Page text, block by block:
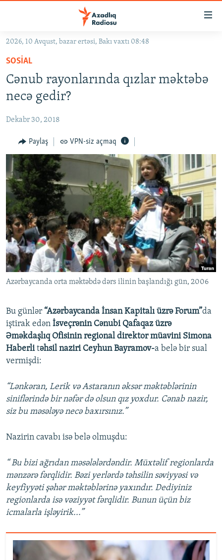
Əsas
qayıt
Əsas
qayıt
Axtarışa
GÜNDƏM
#İZAHLA
KORRUPSIOMETR
#ƏSLINDƏ
FƏRQƏ BAX
QANUNI DOĞRU
ARAŞDIRMA
MULTIMEDIA
VIDEO
FOTOQALEREYA
İNFOQRAFIKA
KARIKATURA
RADIO ARXIV
OXU ZALI
AZƏRBAYCAN ƏDƏBIYYATI KITABXANASI
İSLAM VƏ DEMOKRATIYA
İZ - MƏDƏNIYYƏT PROQRAMI
HAQQIMIZDA
MISSIYAMIZ
PEŞƏ ETIKASI VƏ JURNALISTIKA STANDARTLARIMIZ
MATERIALLARIMIZDAN ISTIFADƏ
AZADLIQRADIOSU MOBIL TELEFONUNUZDA
XƏBƏR BÜLLETENLƏRIMIZ
BIZI IZLƏ
RFE/RL-in bütün saytları
2026, 10 Avqust, bazar ertəsi, Bakı vaxtı 08:48
SOSIAL
Cənub rayonlarında qızlar məktəbə
necə gedir?
Dekabr 30, 2018
Paylaş VPN-siz açmaq
Azərbaycanda orta məktəbdə dərs ilinin başlandığı gün, 2006
Bu günlər “Azərbaycanda İnsan Kapitalı üzrə Forum”da
iştirak edən İsveçrənin Cənubi Qafaqaz üzrə
Əməkdaşlıq Ofisinin regional direktor müavini Simona
Haberlitəhsil naziri Ceyhun Bayramov-a belə bir sual
vermişdi:
“Lənkəran, Lerik və Astaranın əksər məktəblərinin
siniflərində bir nəfər də olsun qız yoxdur. Cənab nazir,
siz bu məsələyə necə baxırsınız.”
Nazirin cavabı isə belə olmuşdu:
“ Bu bizi ağrıdan məsələlərdəndir. Müxtəlif regionlarda
mənzərə fərqlidir. Bəzi yerlərdə təhsilin səviyyəsi və
keyfiyyəti şəhər məktəblərinə yaxındır. Dediyiniz
regionlarda isə vəziyyət fərqlidir. Bunun üçün biz
icmalarla işləyirik...”